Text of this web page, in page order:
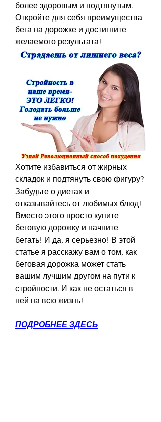
более здоровым и подтянутым.
Откройте для себя преимущества
бега на дорожке и достигните
желаемого результата!
Хотите избавиться от жирных
складок и подтянуть свою фигуру?
Забудьте о диетах и
отказывайтесь от любимых блюд!
Вместо этого просто купите
беговую дорожку и начните
бегать! И да, я серьезно! В этой
статье я расскажу вам о том, как
беговая дорожка может стать
вашим лучшим другом на пути к
стройности. И как не остаться в
ней на всю жизнь!
ПОДРОБНЕЕ ЗДЕСЬ